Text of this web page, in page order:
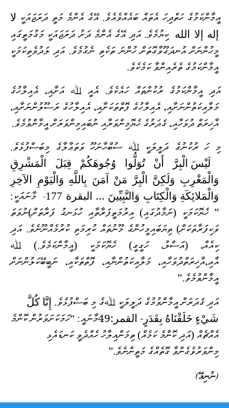
އީމާންކަމުގެ ހަތްދިހަ އެތައް ބައެއްވެއެވެ. އޭގެ އެންމެ މަތީ ދަރަޖައަކީ لا
إله إلا الله ކިޔުމެވެ. އަދި އޭގެ އެންމެ ދަށު ދަރަޖައަކީ މަގުމަތީގައި
މީހުންނަށް އުނދަގޫވާގޮތަށް ހުންނަ ތަކެތި ނެގުމެވެ. އަދި ލަދުވެތިކަމަކީ
އީމާންކަމުގެ ތެރެއިންވާ ކަމެކެވެ.
އަދި އީމާންކަމުގެ ރުކުންތައް ހައެކެވެ. އެއީ ﷲ އަށާއި، އެއިލާހުގެ
މަލާއިކަތުންނަށާއި، އެއިލާހުގެ ފޮތްތަކަށާއި، އެއިލާހުގެ ރަސޫލުންނަށާއި،
އާޚިރަތް ދުވަހާއި، ޤަދަރުގެ ހެޔޮމިންވަރާއި ނުބައިމިންވަރަށް އީމާންވުމެވެ.
މި ހަ ރުކުނުގެ ދަލީލަކީ ﷲ ސުބްޙާނަހޫ ވަތަޢާލާގެ މިބަސްފުޅެވެ.
لَيْسَ الْبِرَّ أَنْ تُوَلُّوا وُجُوهَكُمْ قِبَلَ الْمَشْرِقِ
وَالْمَغْرِبِ وَلَكِنَّ الْبِرَّ مَنْ آمَنَ بِاللَّهِ وَالْيَوْمِ الآخِرِ
وَالْمَلائِكَةِ وَالْكِتَابِ وَالنَّبِيِّينَ … البقرة 177
.މާނައަކީ:
” ހެޔޮކަމަކީ (ނަމާދުގައި) އިރުމަތީފަރާތާއި ހުޅަނގު ފަރާތަށް)ނުވަތަ
ވަކިފަރާތަކަށް) ތިޔަބައިމީހުންގެ މޫނުތައް ކުރިމަތި ކުރުމެއްނޫނެވެ. އަދި
ކިއެއް، (އަސްލު، ހަގީގީ) ހެޔޮކަމަކީ (އީމާންކަމެވެ.) ﷲ
އާއި،އާޚިރަތްދުވަހާއި، މަލާއިކަތުންނާއި، ފޮތްތަކާއި، ނަބީބޭކަލުންނަށް
އީމާންވުމެވެ.”
އަދި ޤަދަރަށް އީމާންވުމުގެ ދަލީލަކީ ﷲގެ މި ބަސްފުޅެވެ. إِنَّا كُلَّ
شَيْءٍ خَلَقْنَاهُ بِقَدَرٍ- القمر:49
މާނައީ: “ހަމަކަށަވަރުން ކޮންމެ
އެއްޗެއް (އަދި ކޮންމެ ކަމެއް) ތިމަންއިލާހު ހެއްދެވީ ކަނޑައެޅި
މިންވަރުވެގެންވާ ގޮތެއްގެ މަތީންނެވެ.”
(ނުނިމޭ)